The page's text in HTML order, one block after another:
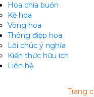
Hoa chia buồn
Kệ hoa
Vòng hoa
Thông điệp hoa
Lời chúc ý nghĩa
Kiến thức hữu ích
Liên hệ
Trang